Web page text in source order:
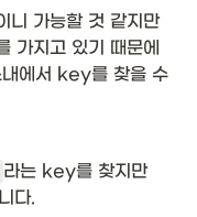
니 가능할 것 같지만
가지고 있기 때문에
에서 key를 찾을 수
라는 key를 찾지만
다.